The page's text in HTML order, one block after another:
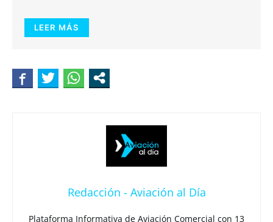
LEER MÁS
Redacción - Aviación al Día
Plataforma Informativa de Aviación Comercial con 13